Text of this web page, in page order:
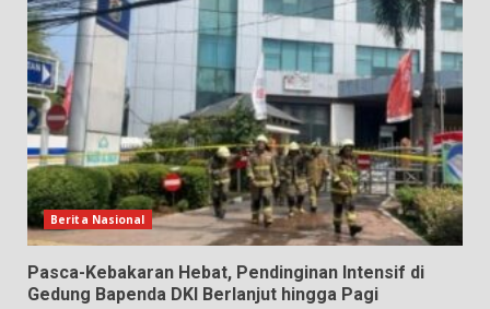
Berita Nasional
Pasca-Kebakaran Hebat, Pendinginan Intensif di
Gedung Bapenda DKI Berlanjut hingga Pagi